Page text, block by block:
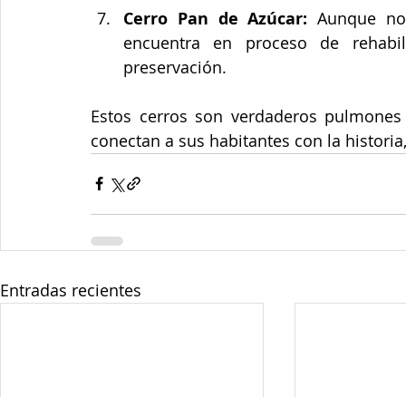
Cerro Pan de Azúcar: Aunque
encuentra en proceso de
preservación​.
Estos cerros son verdaderos
conectan a sus habitantes con la
Entradas recientes